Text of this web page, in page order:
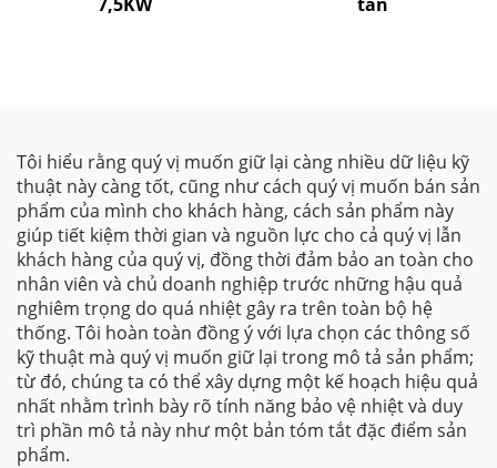
Tôi hiểu rằng quý vị muốn giữ lại càng nhiều dữ liệu kỹ
thuật này càng tốt, cũng như cách quý vị muốn bán sản
phẩm của mình cho khách hàng, cách sản phẩm này
giúp tiết kiệm thời gian và nguồn lực cho cả quý vị lẫn
khách hàng của quý vị, đồng thời đảm bảo an toàn cho
nhân viên và chủ doanh nghiệp trước những hậu quả
nghiêm trọng do quá nhiệt gây ra trên toàn bộ hệ
thống. Tôi hoàn toàn đồng ý với lựa chọn các thông số
kỹ thuật mà quý vị muốn giữ lại trong mô tả sản phẩm;
từ đó, chúng ta có thể xây dựng một kế hoạch hiệu quả
nhất nhằm trình bày rõ tính năng bảo vệ nhiệt và duy
trì phần mô tả này như một bản tóm tắt đặc điểm sản
phẩm.